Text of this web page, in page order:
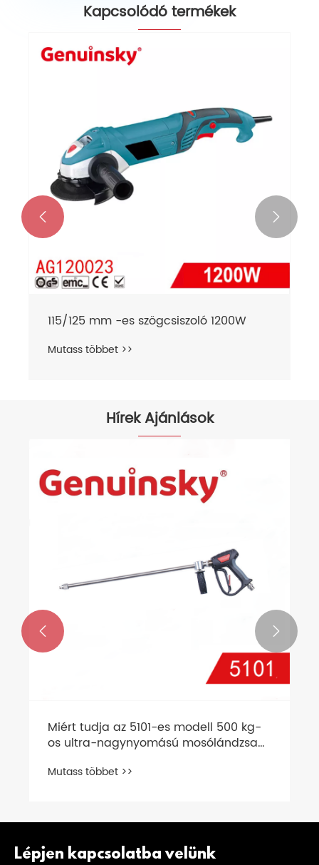
Kapcsolódó termékek
115/125 mm -es szögcsiszoló 1200W
Mutass többet >>
 
Hírek Ajánlások
Miért tudja az 5101-es modell 500 kg-
os ultra-nagynyomású mosólándzsa
foltokat ipari környezetben?
Mutass többet >>
 
Lépjen kapcsolatba velünk